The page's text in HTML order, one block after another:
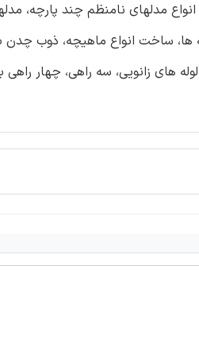
مدلهای نامنظم چند پارچه،
ها، ساخت انواع ماهیچه، ذوب چدن
های زانویی، سه راهی، چهار راهی